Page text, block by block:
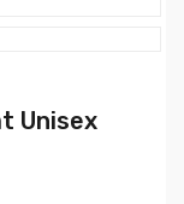
Unisex